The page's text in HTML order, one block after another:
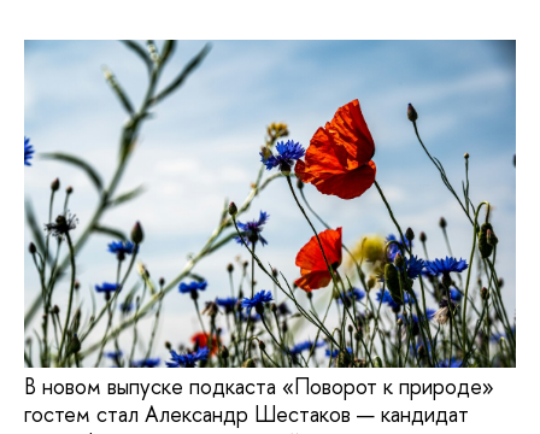
В новом выпуске подкаста «Поворот к природе»
гостем стал Александр Шестаков — кандидат